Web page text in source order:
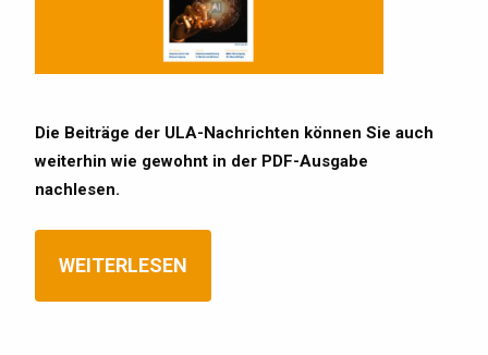
Die Beiträge der ULA-Nachrichten können Sie auch
weiterhin wie gewohnt in der PDF-Ausgabe
nachlesen.
WEITERLESEN